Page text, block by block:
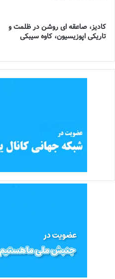
کادیز، صاعقه ای روشن در ظلمت و
تاریکی اپوزیسیون، کاوه سیبکی